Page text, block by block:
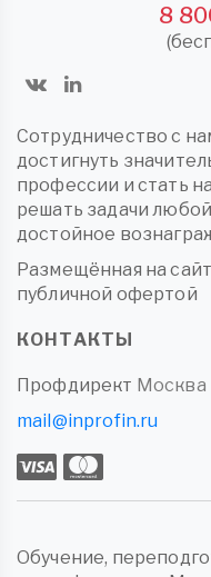
8
Сотрудничество с
достигнуть
профессии и стать
решать задачи
достойное
Размещённая на
публичной офертой
КОНТАКТЫ
Профдирект Москва
mail@inprofin.ru
Обучение,